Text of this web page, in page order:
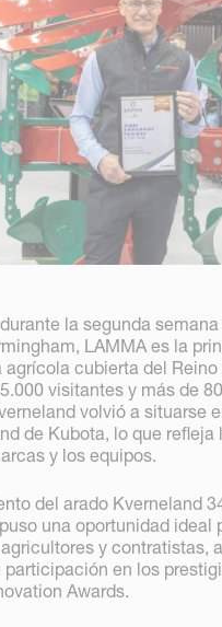
la segunda
LAMMA es la
agrícola cubierta del
visitantes y más de
volvió a situarse
de Kubota, lo que
y los equipos.
del arado Kverneland
una oportunidad ideal
y contratistas,
participación en los
Awards.